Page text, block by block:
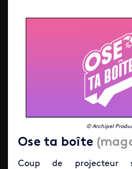
© Archipel
Ose ta boîte
Coup de projecteur